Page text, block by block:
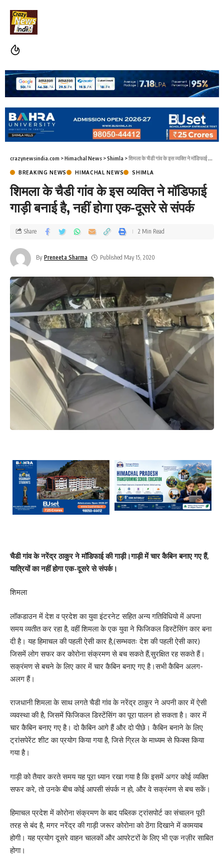
crazynewsindia.com >Himachal News >Shimla >शिमला के चैडी गांव के इस व्यक्ति ने मॉडिफाई गाड़ी बनाई है, नहीं होगा एक-दूसरे से संपर्क
BREAKING NEWS HIMACHAL NEWS SHIMLA
शिमला के चैडी गांव के इस व्यक्ति ने मॉडिफाई
गाड़ी बनाई है, नहीं होगा एक-दूसरे से संपर्क
By Preneeta Sharma Published May 15, 2020
Share 2 Min Read
चैडी गांव के नरेंद्र ठाकुर ने मॉडिफाई की गाड़ी।गाड़ी में चार कैबिन बनाए गए हैं,
यात्रियों का नहीं होगा एक-दूसरे से संपर्क।
शिमला
लॉकडाउन में देश व प्रदेश का युवा इंटरनेट सहित अन्य गतिविधियो में अपना
समय व्यतीत कर रहा है, वहीं शिमला के एक युवा ने फिजिकल डिस्टेंसिंग कार बना
दी है। यह हिमाचल की पहली ऐसी कार है,(सम्भवतः देश की पहली ऐसी कार)
जिसमें लोग सफर कर कोरोना संक्रमण से बच सकते हैं,सुरक्षित रह सकते हैं।
सक्रंमण से बचने के लिए कार में चार कैबिन बनाए गए है।सभी कैबिन अलग-
अलग हैं।
राजधानी शिमला के साथ लगते चैडी गांव के नरेंद्र ठाकुर ने अपनी कार में ऐसी
व्यवस्था की है, जिसमें फिजिकल डिस्टेंसिंग का पूरा पालन हो सकता है। कार में
चार कैबिन बनाए गए है। दो कैबिन आगे हैं और दो पीछे। कैबिन बनाने के लिए
ट्रांसपेरेंट शीट का प्रयोग किया गया है, जिसे ग्रिल के माध्यम से फिक्स किया
गया है।
गाड़ी को तैयार करते समय यह पूरा ध्यान रखा गया है कि इसमें अगर कोई व्यक्ति
सफर करे, तो उनके बीच कोई आपसी संपर्क न हो, और वे सक्रंमण से बच सकें।
हिमाचल प्रदेश में कोरोना संक्रमण के बाद पब्लिक ट्रांसपोर्ट का संचालन पूरी
तरह से बंद है, मगर नरेंद्र की गाड़ी जरूर कोरोना को ठेंगा दिखाने में कामयाब
होगी। यह प्रयोग दूसरे वाहन चालकों और आपरेटरों के लिए भी एक नज़ीर साबित
होगा।